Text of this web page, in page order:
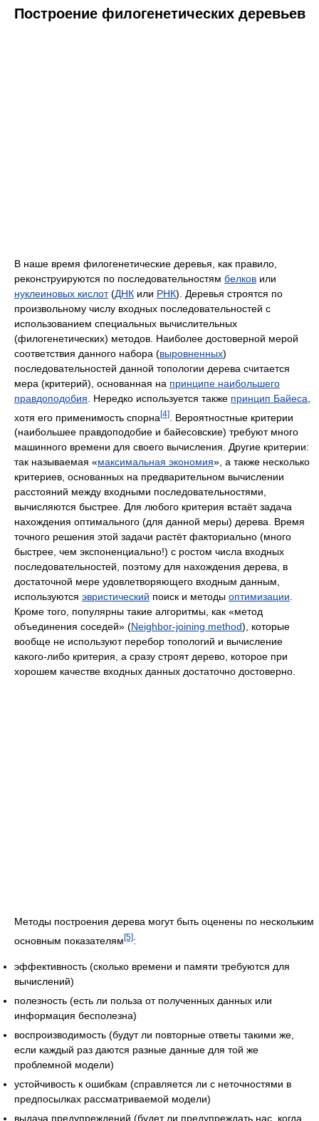
Построение филогенетических деревьев
В наше время филогенетические деревья, как правило,
реконструируются по последовательностям белков или
нуклеиновых кислот(ДНК или РНК). Деревья строятся по
произвольному числу входных последовательностей с
использованием специальных вычислительных
(филогенетических) методов. Наиболее достоверной мерой
соответствия данного набора (выровненных)
последовательностей данной топологии дерева считается
мера (критерий), основанная на принципе наибольшего
правдоподобия . Нередко используется также принцип Байеса
хотя его применимость спорна[4]
. Вероятностные критерии
(наибольшее правдоподобие и байесовские) требуют много
машинного времени для своего вычисления. Другие критерии:
так называемая «максимальная экономия», а также несколько
критериев, основанных на предварительном вычислении
расстояний между входными последовательностями,
вычисляются быстрее. Для любого критерия встаёт задача
нахождения оптимального (для данной меры) дерева. Время
точного решения этой задачи растёт факториально (много
быстрее, чем экспоненциально!) с ростом числа входных
последовательностей, поэтому для нахождения дерева, в
достаточной мере удовлетворяющего входным данным,
используются эвристический поиск и методы оптимизации.
Кроме того, популярны такие алгоритмы, как «метод
объединения соседей» (Neighbor-joining method), которые
вообще не используют перебор топологий и вычисление
какого-либо критерия, а сразу строят дерево, которое при
хорошем качестве входных данных достаточно достоверно.
Методы построения дерева могут быть оценены по нескольким
основным показателям [5]:
эффективность (сколько времени и памяти требуются для
вычислений)
полезность (есть ли польза от полученных данных или
информация бесполезна)
воспроизводимость (будут ли повторные ответы такими же,
если каждый раз даются разные данные для той же
проблемной модели)
устойчивость к ошибкам (справляется ли с неточностями в
предпосылках рассматриваемой модели)
выдача предупреждений (будет ли предупреждать нас, когда